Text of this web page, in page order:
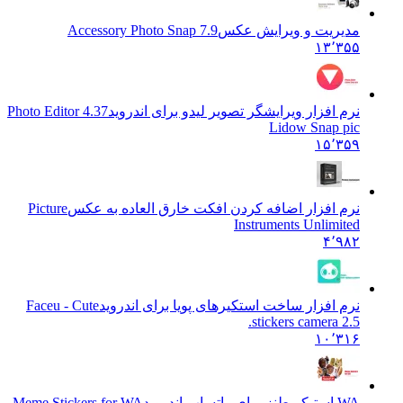
مدیریت و ویرایش عکسAccessory Photo Snap 7.9
۱۳٬۳۵۵
نرم افزار ویرایشگر تصویر لیدو برای اندروید
4.37 Photo Editor
Lidow Snap pic
۱۵٬۳۵۹
نرم افزار اضافه کردن افکت خارق العاده به عکسPicture
Instruments Unlimited
نرم افزار ساخت استکیرهای پویا برای اندروید Faceu - Cute
stickers camera 2.5.
۱۰٬۳۱۶